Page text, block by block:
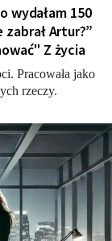
wydałam 150
Artur?”
Z życia
Pracowała jako
rzeczy.